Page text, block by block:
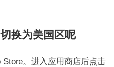
换为美国区呢
。进入应用商店后点击